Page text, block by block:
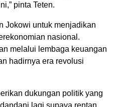
pinta Teten.
Jokowi untuk menjadikan
nasional.
melalui lembaga keuangan
hadirnya era revolusi
dukungan politik yang